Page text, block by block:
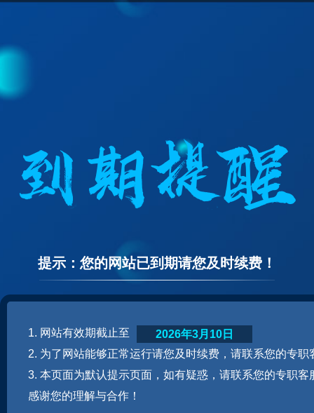
提示：您的网站已到期请您及时续费！
1. 网站有效期截止至
2. 为了网站能够正常运行请您及时续费，请联系您的专职
3. 本页面为默认提示页面，如有疑惑，请联系您的专职客
感谢您的理解与合作！
2026年3月10日